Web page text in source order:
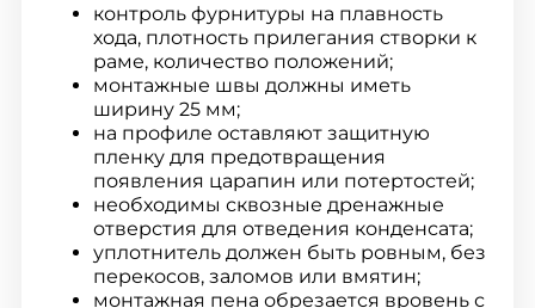
контроль фурнитуры на плавность
хода, плотность прилегания створки к
раме, количество положений;
монтажные швы должны иметь
ширину 25 мм;
на профиле оставляют защитную
пленку для предотвращения
появления царапин или потертостей;
необходимы сквозные дренажные
отверстия для отведения конденсата;
уплотнитель должен быть ровным, без
перекосов, заломов или вмятин;
монтажная пена обрезается вровень с